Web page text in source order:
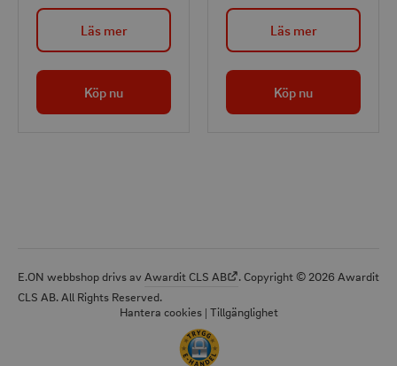
pumpar. För att fästa
eller ta loss slangen,
vrid helt enkelt på den,
tack vare quick-fix-
funktionen, vilket gör
det snabbt och enkelt.
Läs mer
Köp nu
uppladdningsbara
luftpumpen Airbird C2.
Läs mer
Köp nu
E.ON webbshop drivs av Awardit CLS AB
. Copyright © 2026 Awardit
CLS AB. All Rights Reserved.
Hantera cookies| Tillgänglighet